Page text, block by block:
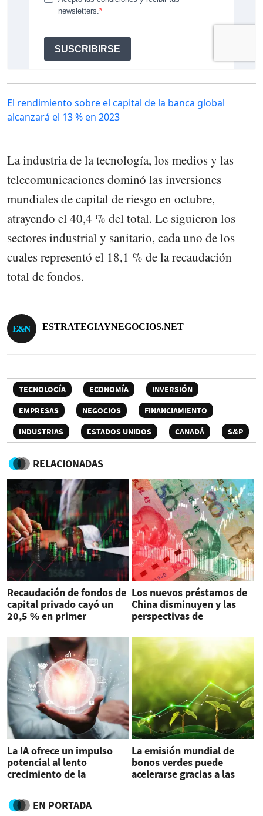
El rendimiento sobre el capital de la banca global
alcanzará el 13 % en 2023
La industria de la tecnología, los medios y las
telecomunicaciones dominó las inversiones
mundiales de capital de riesgo en octubre,
atrayendo el 40,4 % del total. Le siguieron los
sectores industrial y sanitario, cada uno de los
cuales representó el 18,1 % de la recaudación
total de fondos.
ESTRATEGIAYNEGOCIOS.NET
TECNOLOGÍA ECONOMÍA
INVERSIÓN
EMPRESAS
NEGOCIOS
FINANCIAMIENTO
INDUSTRIAS
ESTADOS UNIDOS CANADÁ S&P
RELACIONADAS
Recaudación de fondos de
capital privado cayó un
20,5 % en primer
Los nuevos préstamos de
China disminuyen y las
perspectivas de
La IA ofrece un impulso
potencial al lento
crecimiento de la
La emisión mundial de
bonos verdes puede
acelerarse gracias a las
EN PORTADA